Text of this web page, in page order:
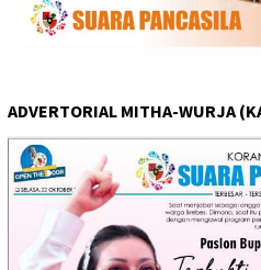
ADVERTORIAL MITHA-WURJA